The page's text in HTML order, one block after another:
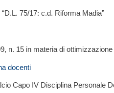
75/17: c.d. Riforma Madia”
n. 15 in materia di
docenti
Capo IV Disciplina Personale